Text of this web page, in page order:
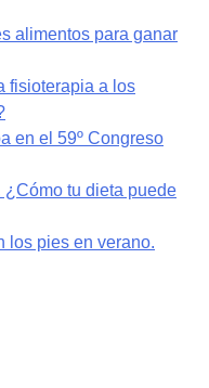
alimentos para ganar
fisioterapia a los
en el 59º Congreso
tu dieta puede
los pies en verano.